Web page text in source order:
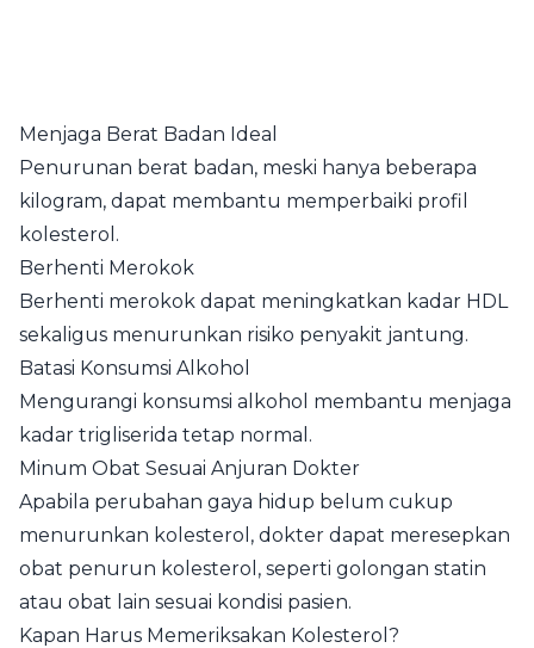
Menjaga Berat Badan Ideal
Penurunan berat badan, meski hanya beberapa
kilogram, dapat membantu memperbaiki profil
kolesterol.
Berhenti Merokok
Berhenti merokok dapat meningkatkan kadar HDL
sekaligus menurunkan risiko penyakit jantung.
Batasi Konsumsi Alkohol
Mengurangi konsumsi alkohol membantu menjaga
kadar trigliserida tetap normal.
Minum Obat Sesuai Anjuran Dokter
Apabila perubahan gaya hidup belum cukup
menurunkan kolesterol, dokter dapat meresepkan
obat penurun kolesterol, seperti golongan statin
atau obat lain sesuai kondisi pasien.
Kapan Harus Memeriksakan Kolesterol?